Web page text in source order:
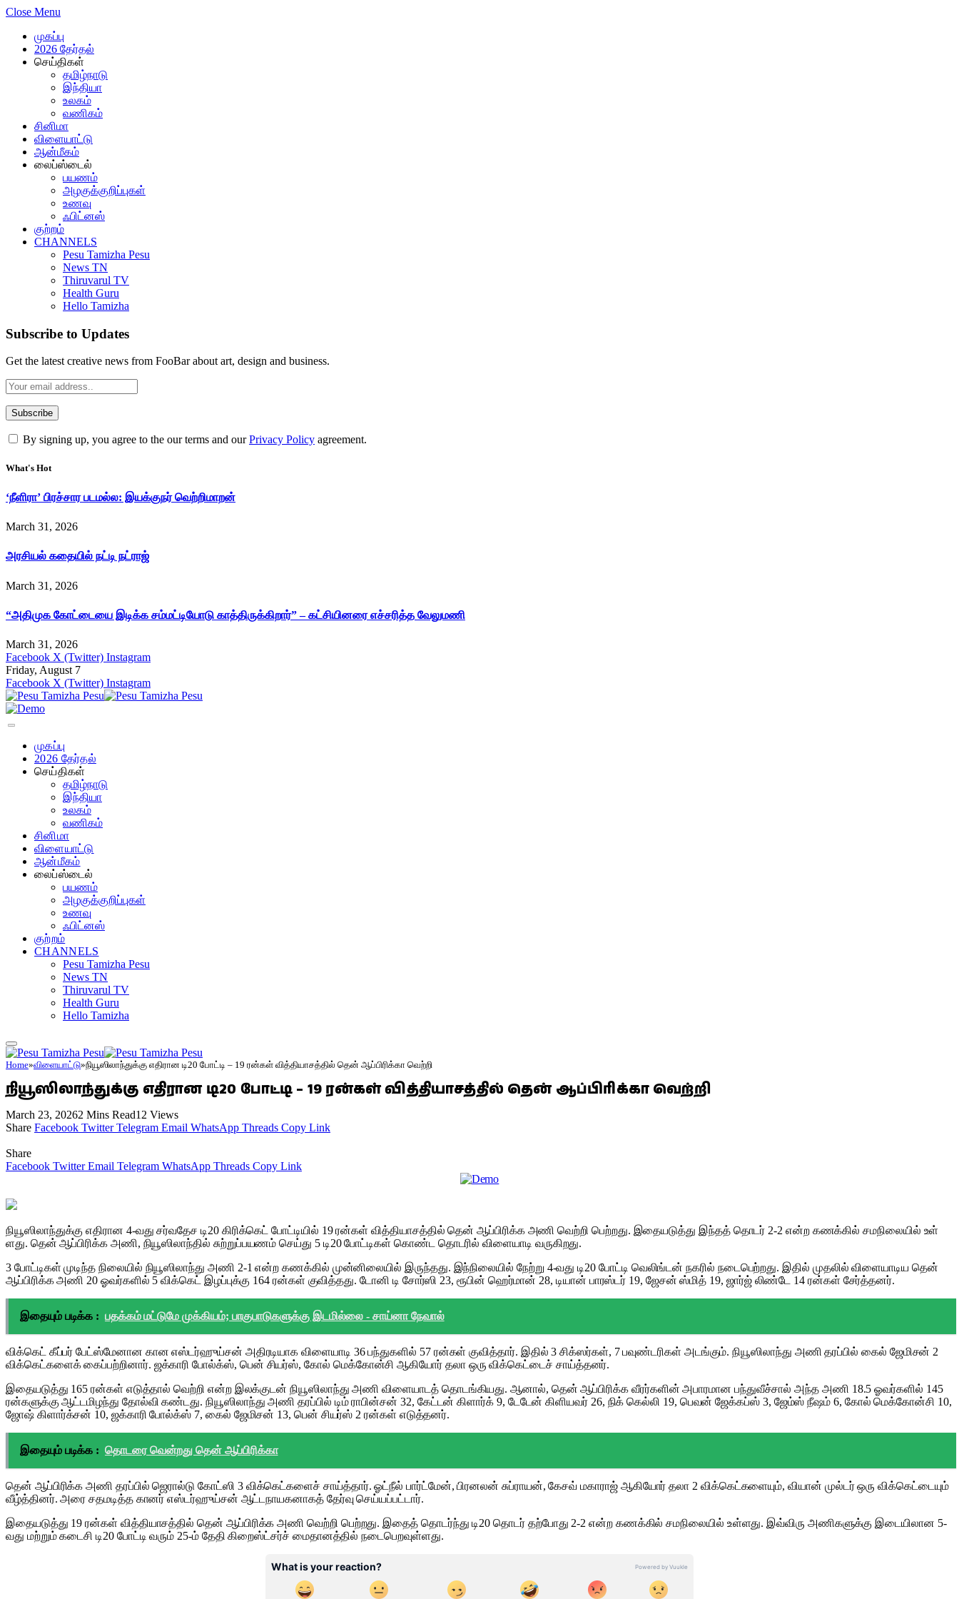
Close Menu
முகப்பு
2026 தேர்தல்
செய்திகள்
தமிழ்நாடு
இந்தியா
உலகம்
வணிகம்
சினிமா
விளையாட்டு
ஆன்மீகம்
லைப்ஸ்டைல்
பயணம்
அழகுக்குறிப்புகள்
உணவு
ஃபிட்னஸ்
குற்றம்
CHANNELS
Pesu Tamizha Pesu
News TN
Thiruvarul TV
Health Guru
Hello Tamizha
Subscribe to Updates
Get the latest creative news from FooBar about art, design and business.
By signing up, you agree to the our terms and ourPrivacy Policy agreement.
What's Hot
‘நீளிரா’ பிரச்சார படமல்ல: இயக்குநர் வெற்றிமாறன்
March 31, 2026
அரசியல் கதையில் நட்டி நட்ராஜ்
March 31, 2026
“அதிமுக கோட்டையை இடிக்க சம்மட்டியோடு காத்திருக்கிறார்” – கட்சியினரை எச்சரித்த வேலுமணி
March 31, 2026
Facebook X (Twitter) Instagram
Friday, August 7
Facebook X (Twitter) Instagram
முகப்பு
2026 தேர்தல்
செய்திகள்
தமிழ்நாடு
இந்தியா
உலகம்
வணிகம்
சினிமா
விளையாட்டு
ஆன்மீகம்
லைப்ஸ்டைல்
பயணம்
அழகுக்குறிப்புகள்
உணவு
ஃபிட்னஸ்
குற்றம்
CHANNELS
Pesu Tamizha Pesu
News TN
Thiruvarul TV
Health Guru
Hello Tamizha
Home»விளையாட்டு»நியூஸிலாந்​துக்கு எதி​ரான டி20 போட்டி – 19 ரன்​கள் வித்தியாசத்தில் தென் ஆப்பிரிக்கா வெற்றி
நியூஸிலாந்​துக்கு எதி​ரான டி20 போட்டி – 19 ரன்​கள் வித்தியாசத்தில் தென் ஆப்பிரிக்கா வெற்றி
March 23, 20262 Mins Read12 Views
Share Facebook Twitter Telegram Email WhatsApp Threads Copy Link
Share
Facebook Twitter Email Telegram WhatsApp Threads Copy Link
நியூஸிலாந்​துக்கு எதி​ரான 4-வது சர்​வ​தேச டி20 கிரிக்​கெட் போட்​டி​யில் 19 ரன்​கள் வித்​தி​யாசத்​தில் தென் ஆப்பிரிக்க அணி வெற்றி பெற்​றது. இதையடுத்து இந்​தத் தொடர் 2-2 என்ற கணக்​கில் சமநிலை​யில் உள்​
ளது. தென் ஆப்​பிரிக்க அணி, நியூஸிலாந்​தில் சுற்​றுப்​பயணம் செய்து 5 டி20 போட்​டிகள் கொண்ட தொடரில் விளை​யாடி வரு​கிறது.
3 போட்​டிகள் முடிந்த நிலை​யில் நியூஸிலாந்து அணி 2-1 என்ற கணக்​கில் முன்​னிலை​யில் இருந்​தது. இந்​நிலை​யில் நேற்று 4-வது டி20 போட்டி வெலிங்​டன் நகரில் நடைபெற்றது. இதில் முதலில் விளை​யாடிய தென்
ஆப்​பிரிக்க அணி 20 ஓவர்​களில் 5 விக்​கெட் இழப்​புக்கு 164 ரன்கள் குவித்​தது. டோனி டி சோர்ஸி 23, ரூபின் ஹெர்​மான் 28, டியான் பாரஸ்டர் 19, ஜேசன் ஸ்மித் 19, ஜார்ஜ் லிண்டே 14 ரன்​கள் சேர்த்​தனர்.
இதையும் படிக்க : பதக்கம் மட்டுமே முக்கியம்; பாகுபாடுகளுக்கு இடமில்லை - சாய்னா நேவால்
விக்​கெட் கீப்​பர் பேட்​ஸ்​மே​னான கான எஸ்​டர்​ஹுய்​சன் அதிரடி​யாக விளை​யாடி 36 பந்​துகளில் 57 ரன்​கள் குவித்தார். இதில் 3 சிக்​ஸர்​கள், 7 பவுண்​டரி​கள் அடங்​கும். நியூஸிலாந்து அணி தரப்​பில் கைல் ஜேமிசன் 2
விக்​கெட்​களைக் கைப்​பற்​றி​னார். ஜக்​காரி போல்க்​ஸ், பென் சியர்ஸ், கோல் மெக்​கோன்சி ஆகியோர் தலா ஒரு விக்கெட்​டைச் சாய்த்​தனர்.
இதையடுத்து 165 ரன்​கள் எடுத்​தால் வெற்றி என்ற இலக்​குடன் நியூஸிலாந்து அணி விளை​யாடத் தொடங்​கியது. ஆனால், தென் ஆப்​பிரிக்க வீரர்​களின் அபார​மான பந்​து​வீச்​சால் அந்த அணி 18.5 ஓவர்​களில் 145
ரன்​களுக்கு ஆட்​ட​மிழந்து தோல்வி கண்​டது. நியூஸிலாந்து அணி தரப்​பில் டிம் ராபின்​சன் 32, கேட்​டன் கிளார்க் 9, டேடேன் கிளிய​வர் 26, நிக் கெல்லி 19, பெவன் ஜேக்​கப்ஸ் 3, ஜேம்ஸ் நீஷம் 6, கோல் மெக்​கோன்சி 10,
ஜோஷ் கிளார்க்​சன் 10, ஜக்​காரி போல்க்ஸ் 7, கைல் ஜேமிசன் 13, பென் சியர்ஸ் 2 ரன்​கள் எடுத்​தனர்.
இதையும் படிக்க : தொடரை வென்றது தென் ஆப்பிரிக்கா
தென் ஆப்​பிரிக்க அணி தரப்​பில் ஜெரால்டு கோட்ஸி 3 விக்கெட்​களைச் சாய்த்​தார். ஓட்​நீல் பார்ட்​மேன், பிரனலன் சுப்ராயன், கேசவ் மகா​ராஜ் ஆகியோர் தலா 2 விக்கெட்களையும், வியான் முல்​டர் ஒரு விக்​கெட்​டை​யும்
வீழ்த்​தினர். அரை சதமடித்த கானர் எஸ்​டர்​ஹுய்​சன் ஆட்​ட​நாயக​னாகத் தேர்வு செய்​யப்​பட்​டார்.
இதையடுத்து 19 ரன்​கள் வித்​தி​யாசத்​தில் தென் ஆப்​பிரிக்க அணி வெற்றி பெற்​றது. இதைத் தொடர்ந்து டி20 தொடர்​ தற்​போது 2-2 என்​ற கணக்​கில்​ சமநிலை​யில்​ உள்​ளது. இவ்விரு அணி​களுக்​கு இடையி​லான 5-
வது மற்​றும்​ கடைசி டி20 போட்​டி வரும்​ 25-ம்​ தே​தி கிறைஸ்​ட்​சர்​ச்​ மைதானத்தில்​ நடைபெறவுள்​ளது.